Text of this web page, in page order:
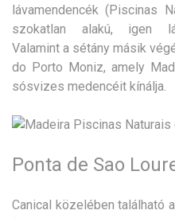
lávamendencék (Piscinas
szokatlan alakú, igen
Valamint a sétány másik
do Porto Moniz, amely
sósvizes medencéit kínálja.
Ponta de Sao
Canical közelében található